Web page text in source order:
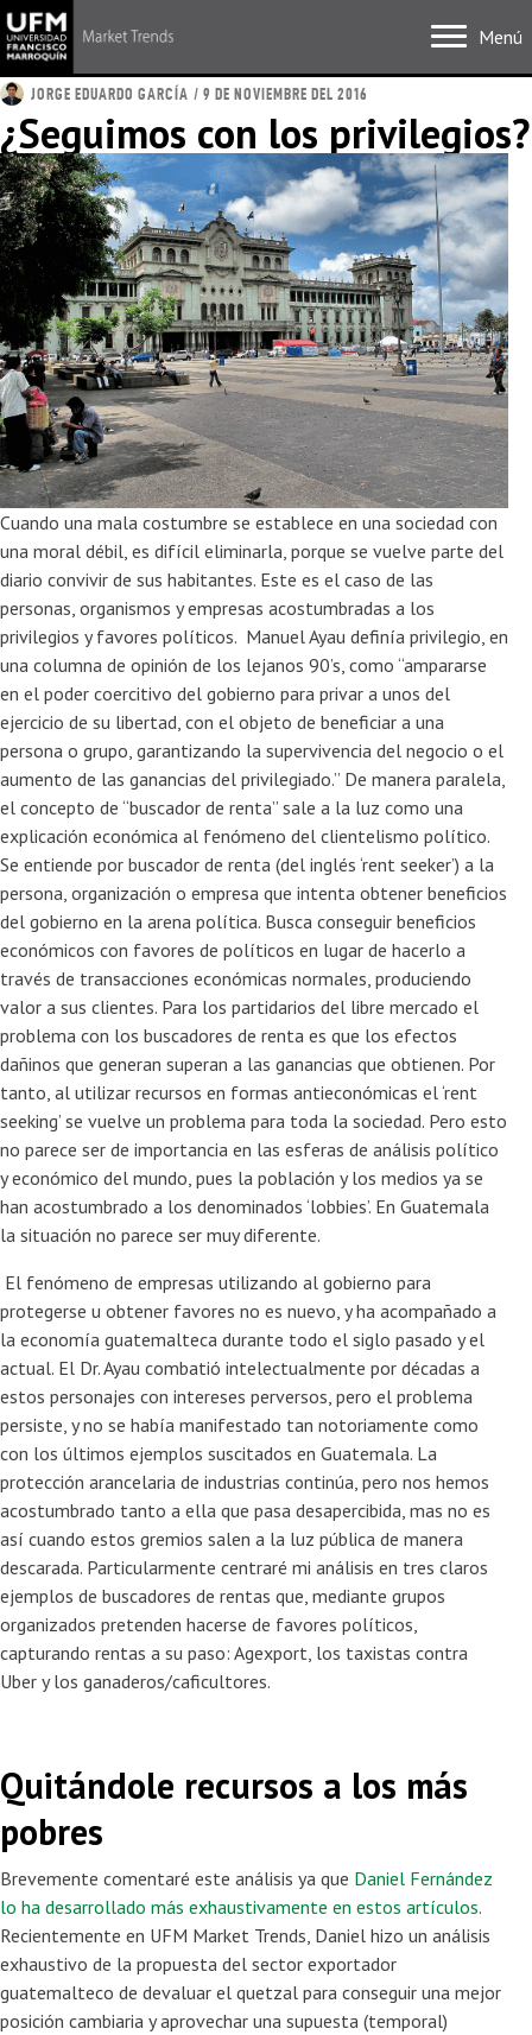
Menú
JORGE EDUARDO GARCÍA / 9 DE NOVIEMBRE DEL 2016
¿Seguimos con los privilegios?
Cuando una mala costumbre se establece en una sociedad con
una moral débil, es difícil eliminarla, porque se vuelve parte del
diario convivir de sus habitantes. Este es el caso de las
personas, organismos y empresas acostumbradas a los
privilegios y favores políticos. Manuel Ayau definía privilegio, en
una columna de opinión de los lejanos 90’s, como “ampararse
en el poder coercitivo del gobierno para privar a unos del
ejercicio de su libertad, con el objeto de beneficiar a una
persona o grupo, garantizando la supervivencia del negocio o el
aumento de las ganancias del privilegiado.” De manera paralela,
el concepto de “buscador de renta” sale a la luz como una
explicación económica al fenómeno del clientelismo político.
Se entiende por buscador de renta (del inglés ‘rent seeker’) a la
persona, organización o empresa que intenta obtener beneficios
del gobierno en la arena política. Busca conseguir beneficios
económicos con favores de políticos en lugar de hacerlo a
través de transacciones económicas normales, produciendo
valor a sus clientes. Para los partidarios del libre mercado el
problema con los buscadores de renta es que los efectos
dañinos que generan superan a las ganancias que obtienen. Por
tanto, al utilizar recursos en formas antieconómicas el ‘rent
seeking’ se vuelve un problema para toda la sociedad. Pero esto
no parece ser de importancia en las esferas de análisis político
y económico del mundo, pues la población y los medios ya se
han acostumbrado a los denominados ‘lobbies’. En Guatemala
la situación no parece ser muy diferente.
El fenómeno de empresas utilizando al gobierno para
protegerse u obtener favores no es nuevo, y ha acompañado a
la economía guatemalteca durante todo el siglo pasado y el
actual. El Dr. Ayau combatió intelectualmente por décadas a
estos personajes con intereses perversos, pero el problema
persiste, y no se había manifestado tan notoriamente como
con los últimos ejemplos suscitados en Guatemala. La
protección arancelaria de industrias continúa, pero nos hemos
acostumbrado tanto a ella que pasa desapercibida, mas no es
así cuando estos gremios salen a la luz pública de manera
descarada. Particularmente centraré mi análisis en tres claros
ejemplos de buscadores de rentas que, mediante grupos
organizados pretenden hacerse de favores políticos,
capturando rentas a su paso: Agexport, los taxistas contra
Uber y los ganaderos/caficultores.
Quitándole recursos a los más
pobres
Brevemente comentaré este análisis ya que Daniel Fernández
lo ha desarrollado más exhaustivamente en estos artículos.
Recientemente en UFM Market Trends, Daniel hizo un análisis
exhaustivo de la propuesta del sector exportador
guatemalteco de devaluar el quetzal para conseguir una mejor
posición cambiaria y aprovechar una supuesta (temporal)